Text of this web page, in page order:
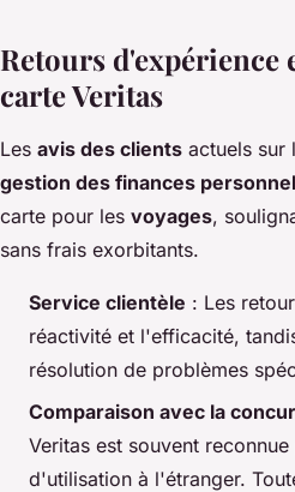
Retours d'expérience
carte Veritas
Les avis des clients actuels sur
gestion des finances
carte pour les voyages,
sans frais exorbitants.
Service clientèle : Les
réactivité et l'efficacité,
résolution de problèmes
Comparaison avec la
Veritas est souvent
d'utilisation à l'étranger.